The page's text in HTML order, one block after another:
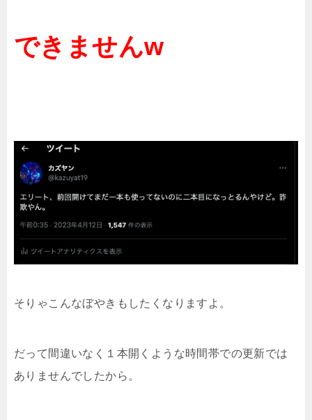
できませんw
そりゃこんなぼやきもしたくなりますよ。
だって間違いなく１本開くような時間帯での更新では
ありませんでしたから。